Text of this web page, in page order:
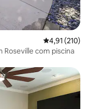
4,91 de uma
4,91 (210)
Roseville com piscina